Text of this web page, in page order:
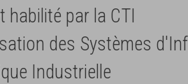
habilité par la CTI
des Systèmes
Industrielle